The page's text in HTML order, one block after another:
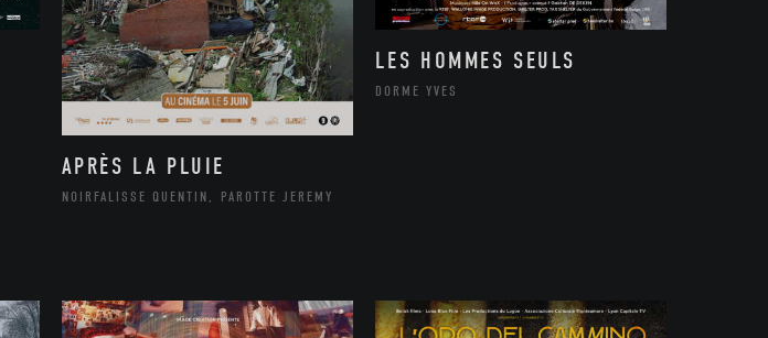
APRÈS LA PLUIE
NOIRFALISSE QUENTIN, PAROTTE JEREMY
LES HOMMES SEULS
DORME YVES